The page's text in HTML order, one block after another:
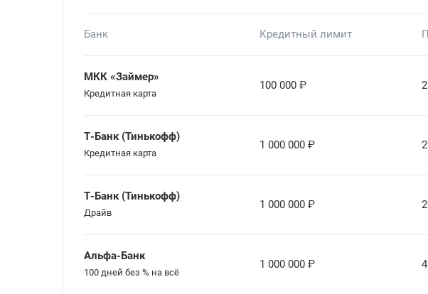
Банк Кредитный лимит
МКК «Займер»
Кредитная карта
100 000 ₽
Т-Банк (Тинькофф)
Кредитная карта
1 000 000 ₽
Т-Банк (Тинькофф)
Драйв
1 000 000 ₽
Альфа-Банк
100 дней без % на всё
1 000 000 ₽